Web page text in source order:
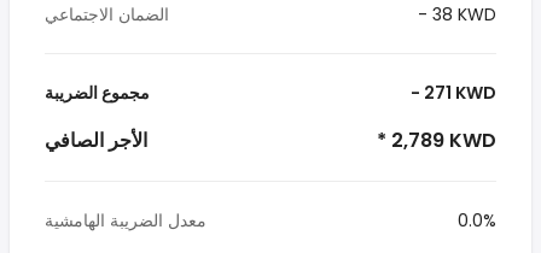
الضمان الاجتماعي
- 38 KWD
مجموع الضريبة - 271 KWD
الأجر الصافي * 2,789 KWD
معدل الضريبة الهامشية
0.0%